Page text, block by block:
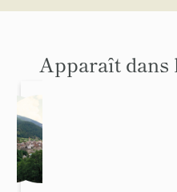
Apparaît dans